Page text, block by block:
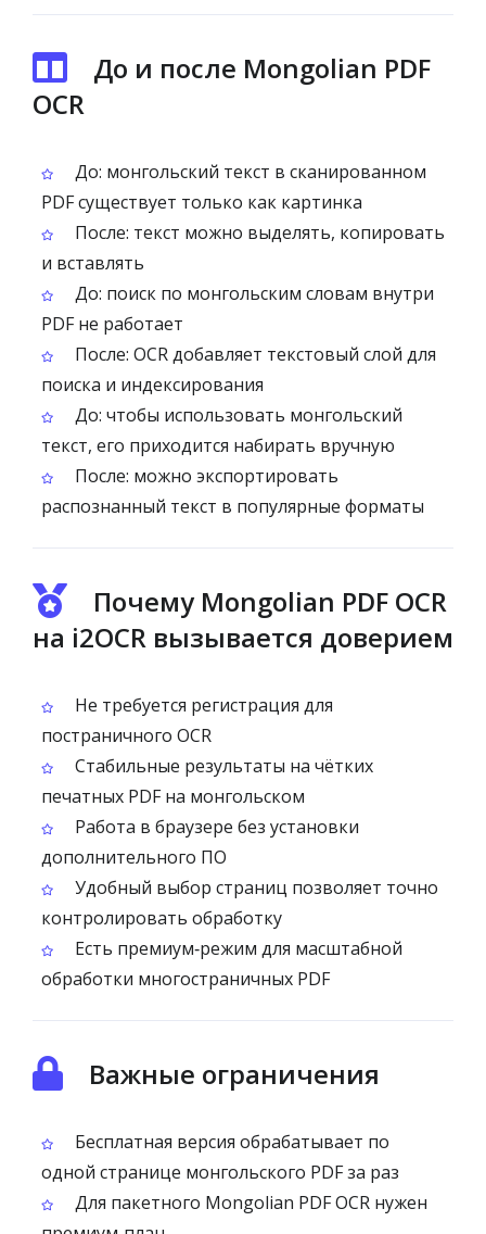
До и после Mongolian PDF
OCR
До: монгольский текст в сканированном
PDF существует только как картинка
После: текст можно выделять, копировать
и вставлять
До: поиск по монгольским словам внутри
PDF не работает
После: OCR добавляет текстовый слой для
поиска и индексирования
До: чтобы использовать монгольский
текст, его приходится набирать вручную
После: можно экспортировать
распознанный текст в популярные форматы
Почему Mongolian PDF OCR
на i2OCR вызывается доверием
Не требуется регистрация для
постраничного OCR
Стабильные результаты на чётких
печатных PDF на монгольском
Работа в браузере без установки
дополнительного ПО
Удобный выбор страниц позволяет точно
контролировать обработку
Есть премиум‑режим для масштабной
обработки многостраничных PDF
Важные ограничения
Бесплатная версия обрабатывает по
одной странице монгольского PDF за раз
Для пакетного Mongolian PDF OCR нужен